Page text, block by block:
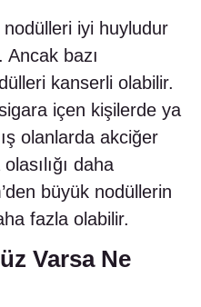
iyi huyludur
bazı
kanserli olabilir.
içen kişilerde ya
olanlarda akciğer
daha
büyük nodüllerin
fazla olabilir.
Varsa Ne